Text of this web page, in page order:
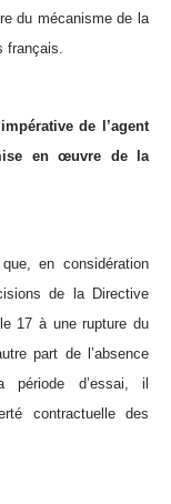
du mécanisme de la
français.
de l’agent
en œuvre de la
en considération
de la Directive
17 à une rupture du
part de l’absence
période d’essai, il
contractuelle des